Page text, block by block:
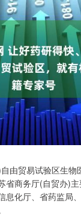
贸易试验区生物
省商务厅(自贸办)
息化厅、省药监局